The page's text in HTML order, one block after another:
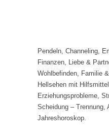
Pendeln, Channeling,
Finanzen, Liebe &
Wohlbefinden, Familie
Hellsehen mit
Erziehungsprobleme,
Scheidung – Trennung,
Jahreshoroskop.